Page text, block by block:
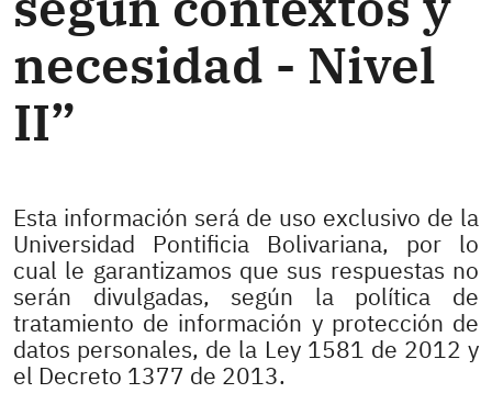
necesidad - Nivel
II”
Esta información será de uso exclusivo de la
Universidad Pontificia Bolivariana, por lo
cual le garantizamos que sus respuestas no
serán divulgadas, según la política de
tratamiento de información y protección de
datos personales, de la Ley 1581 de 2012 y
el Decreto 1377 de 2013.